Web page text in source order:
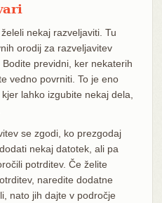
nekaj razveljaviti. Tu
orodij za razveljavitev
previdni, ker nekaterih
vedno povrniti. To je eno
lahko izgubite nekaj dela,
se zgodi, ko prezgodaj
nekaj datotek, ali pa
potrditev. Če želite
naredite dodatne
nato jih dajte v področje